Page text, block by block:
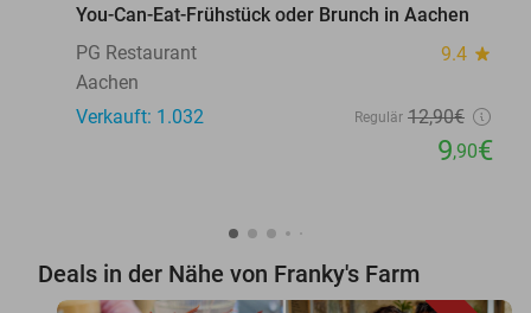
You-Can-Eat-Frühstück oder Brunch in Aachen
PG Restaurant
9.4 star
Aachen
Verkauft: 1.032
Regulär 12,90€
9,90€
Deals in der Nähe von Franky's Farm